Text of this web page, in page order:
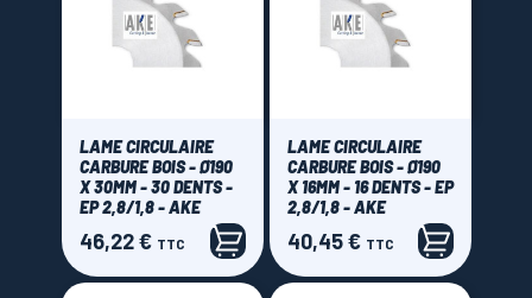
(107)
MFLS La Forezienne
15,00 € - 165,00 €
LAME CIRCULAIRE
CARBURE BOIS - Ø190
X 30MM - 30 DENTS -
EP 2,8/1,8 - AKE
Prix
46,22 € TTC
LAME CIRCULAIRE
CARBURE BOIS - Ø190
X 16MM - 16 DENTS - EP
2,8/1,8 - AKE
Prix
40,45 € TTC